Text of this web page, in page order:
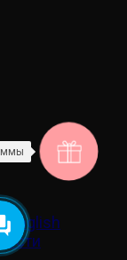
English